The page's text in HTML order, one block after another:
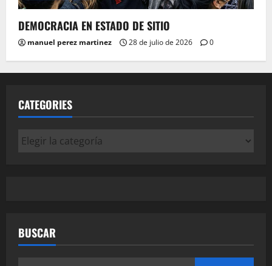
DEMOCRACIA EN ESTADO DE SITIO
manuel perez martinez 28 de julio de 2026 0
CATEGORIES
Categories
BUSCAR